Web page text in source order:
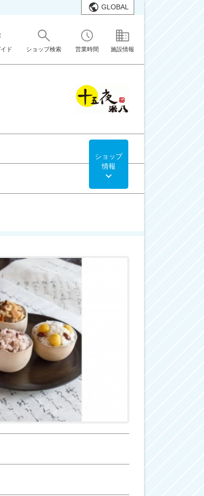
GLOBAL
ド ショップ検索 営業時間 施設情報
ショップ
情報